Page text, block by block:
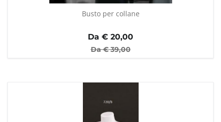
Busto per collane
Da € 20,00
Da €39,00